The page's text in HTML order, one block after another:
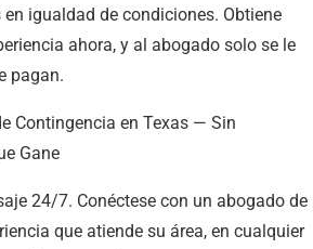
igualdad de condiciones. Obtiene
ahora, y al abogado solo se le
pagan.
Contingencia en Texas — Sin
Gane
24/7. Conéctese con un abogado de
que atiende su área, en cualquier